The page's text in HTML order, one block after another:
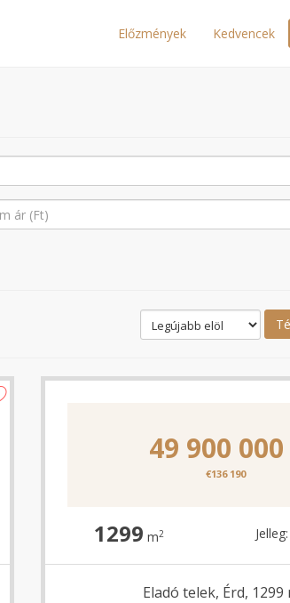
Előzmények Kedvencek
49 900 000
€136 190
1299 m2 Jelleg:
Eladó telek, Érd, 1299